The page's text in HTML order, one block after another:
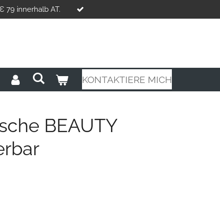
79 innerhalb AT.
KONTAKTIERE MICH
BEAUTY